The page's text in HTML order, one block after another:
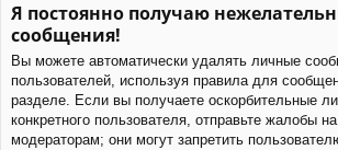
Я постоянно получаю
сообщения!
Вы можете автоматически удалять личные
пользователей, используя правила для
разделе. Если вы получаете оскорбительные
конкретного пользователя, отправьте жалобы
модераторам; они могут запретить